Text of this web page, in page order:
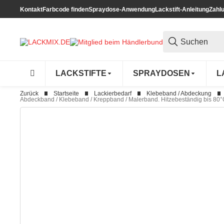
KontaktFarbcode findenSpraydose-AnwendungLackstift-Anleitung
LACKSTIFTE SPRAYDOSEN
Zurück Startseite Lackierbedarf Klebeband / Abdeckung
Abdeckband / Klebeband / Kreppband / Malerband. Hitzebeständig bis